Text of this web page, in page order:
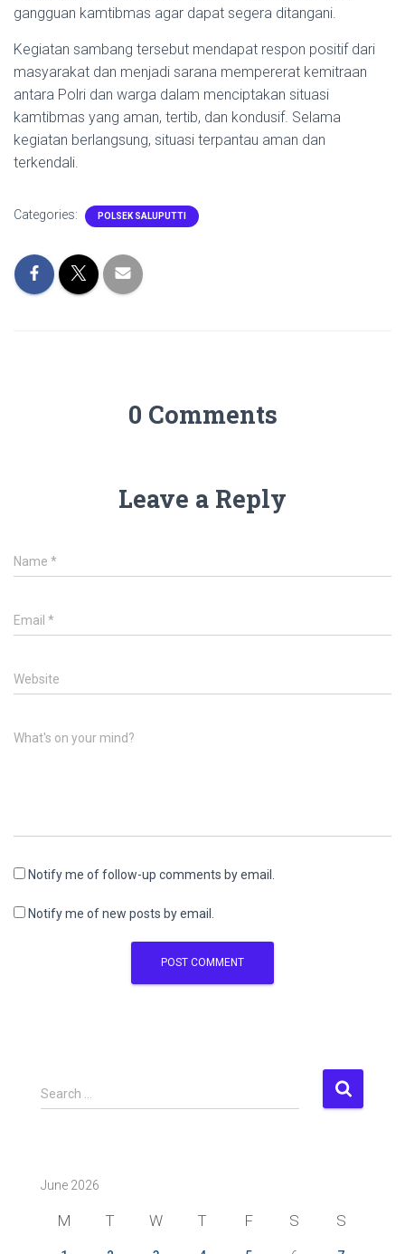
gangguan kamtibmas agar dapat segera ditangani.
Kegiatan sambang tersebut mendapat respon positif dari
masyarakat dan menjadi sarana mempererat kemitraan
antara Polri dan warga dalam menciptakan situasi
kamtibmas yang aman, tertib, dan kondusif. Selama
kegiatan berlangsung, situasi terpantau aman dan
terkendali.
Categories: POLSEK SALUPUTTI
0 Comments
Leave a Reply
Name *
Email *
Website
What's on your mind?
Notify me of follow-up comments by email.
Notify me of new posts by email.
S
e
h
Search …
June 2026
M T W T F S S